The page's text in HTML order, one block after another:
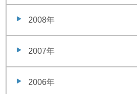
2008年
2007年
2006年